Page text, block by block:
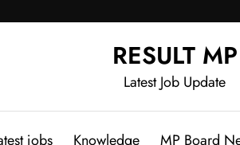
RESULT MP
Latest Job Update
jobs Knowledge MP Board